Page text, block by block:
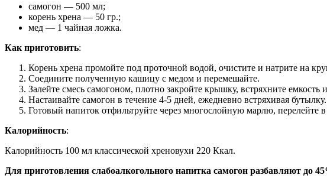
самогон — 500 мл;
корень хрена — 50 гр.;
мед — 1 чайная ложка.
Как приготовить:
Корень хрена промойте под проточной водой, очистите и натрите на
Соедините полученную кашицу с медом и перемешайте.
Залейте смесь самогоном, плотно закройте крышку, встряхните емкость
Настаивайте самогон в течение 4-5 дней, ежедневно встряхивая бутылку.
Готовый напиток отфильтруйте через многослойную марлю, перелейте
Калорийность:
Калорийность 100 мл классической хреновухи 220 Ккал.
Для приготовления слабоалкогольного напитка самогон разбавляют до